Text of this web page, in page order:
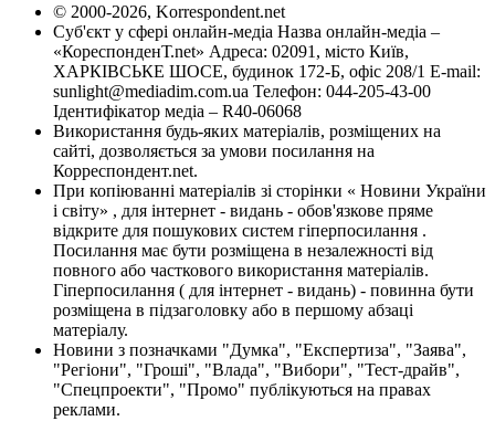
© 2000-2026, Korrespondent.net
Суб'єкт у сфері онлайн-медіа Назва онлайн-медіа –
«КореспонденТ.net» Адреса: 02091, місто Київ,
ХАРКІВСЬКЕ ШОСЕ, будинок 172-Б, офіс 208/1 E-mail:
sunlight@mediadim.com.ua Телефон: 044-205-43-00
Ідентифікатор медіа – R40-06068
Використання будь-яких матеріалів, розміщених на
сайті, дозволяється за умови посилання на
Корреспондент.net.
При копіюванні матеріалів зі сторінки « Новини України
і світу» , для інтернет - видань - обов'язкове пряме
відкрите для пошукових систем гіперпосилання .
Посилання має бути розміщена в незалежності від
повного або часткового використання матеріалів.
Гіперпосилання ( для інтернет - видань) - повинна бути
розміщена в підзаголовку або в першому абзаці
матеріалу.
Новини з позначками "Думка", "Експертиза", "Заява",
"Регіони", "Гроші", "Влада", "Вибори", "Тест-драйв",
"Спецпроекти", "Промо" публікуються на правах
реклами.